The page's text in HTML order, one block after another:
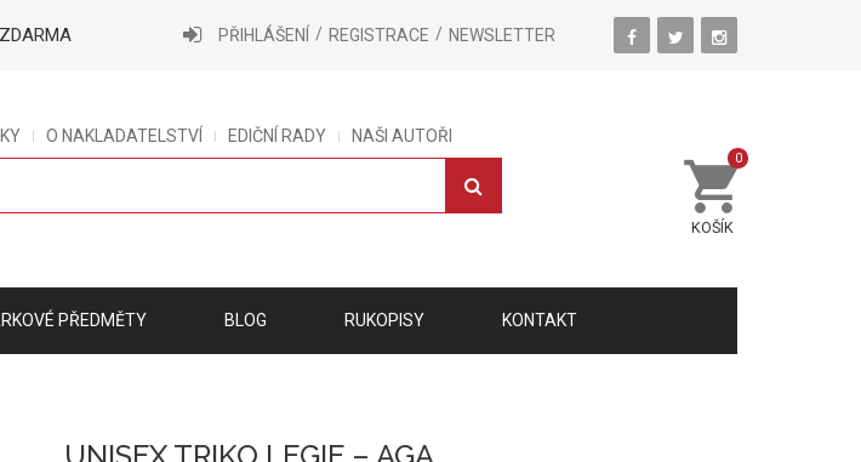
ZDARMA PŘIHLÁŠENÍ REGISTRACE NEWSLETTER
O NAKLADATELSTVÍ EDIČNÍ RADY NAŠI AUTOŘI
KOŠÍK
0
PŘEDMĚTY BLOG RUKOPISY KONTAKT